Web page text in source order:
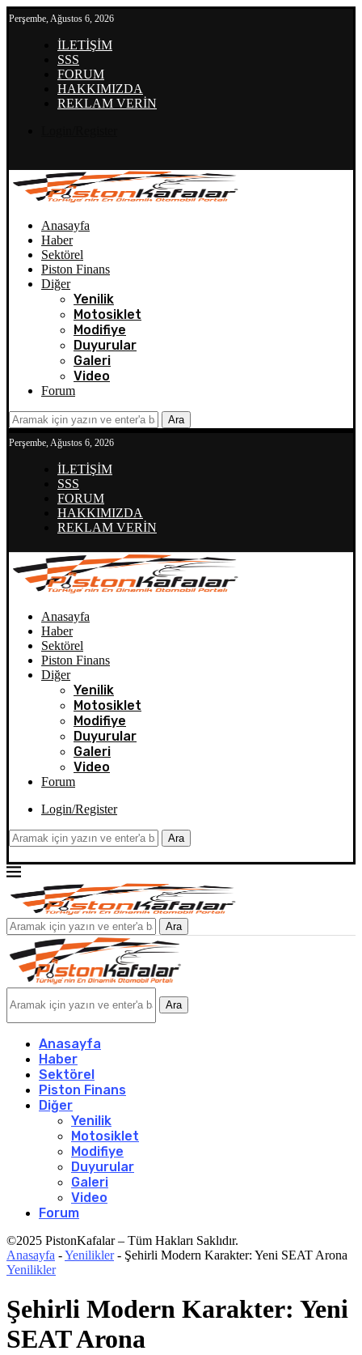
Perşembe, Ağustos 6, 2026
İLETİŞİM
SSS
FORUM
HAKKIMIZDA
REKLAM VERİN
Anasayfa
Haber
Sektörel
Piston Finans
Diğer
Yenilik
Motosiklet
Modifiye
Duyurular
Galeri
Video
Forum
Ara
Perşembe, Ağustos 6, 2026
İLETİŞİM
SSS
FORUM
HAKKIMIZDA
REKLAM VERİN
Anasayfa
Haber
Sektörel
Piston Finans
Diğer
Yenilik
Motosiklet
Modifiye
Duyurular
Galeri
Video
Forum
Login/Register
Ara
Ara
Ara
Anasayfa
Haber
Sektörel
Piston Finans
Diğer
Yenilik
Motosiklet
Modifiye
Duyurular
Galeri
Video
Forum
©2025 PistonKafalar – Tüm Hakları Saklıdır.
Anasayfa -Yenilikler- Şehirli Modern Karakter: Yeni SEAT Arona
Yenilikler
Şehirli Modern Karakter: Yeni
SEAT Arona